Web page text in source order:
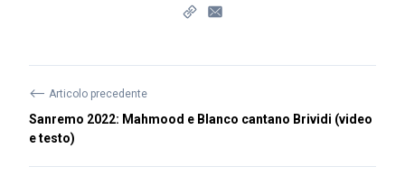
⟵ Articolo precedente
Sanremo 2022: Mahmood e Blanco cantano Brividi (video
e testo)